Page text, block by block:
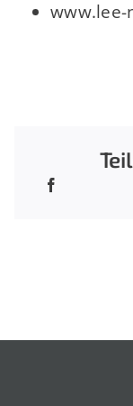
www.lee-